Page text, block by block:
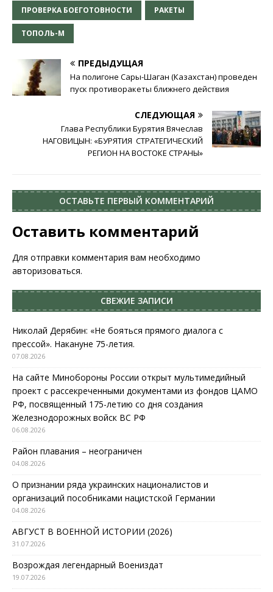
ПРОВЕРКА БОЕГОТОВНОСТИ РАКЕТЫ
ТОПОЛЬ-М
ПРЕДЫДУЩАЯ
На полигоне Сары-Шаган (Казахстан) проведен
пуск противоракеты ближнего действия
СЛЕДУЮЩАЯ
Глава Республики Бурятия Вячеслав
НАГОВИЦЫН: «БУРЯТИЯ ­ СТРАТЕГИЧЕСКИЙ
РЕГИОН НА ВОСТОКЕ СТРАНЫ»
ОСТАВЬТЕ ПЕРВЫЙ КОММЕНТАРИЙ
Оставить комментарий
Для отправки комментария вам необходимо
авторизоваться.
СВЕЖИЕ ЗАПИСИ
Николай Дерябин: «Не бояться прямого диалога с
прессой». Накануне 75-летия.
07.08.2026
На сайте Минобороны России открыт мультимедийный
проект с рассекреченными документами из фондов ЦАМО
РФ, посвященный 175-летию со дня создания
Железнодорожных войск ВС РФ
06.08.2026
Район плавания – неограничен
04.08.2026
О признании ряда украинских националистов и
организаций пособниками нацистской Германии
04.08.2026
АВГУСТ В ВОЕННОЙ ИСТОРИИ (2026)
31.07.2026
Возрождая легендарный Воениздат
19.07.2026